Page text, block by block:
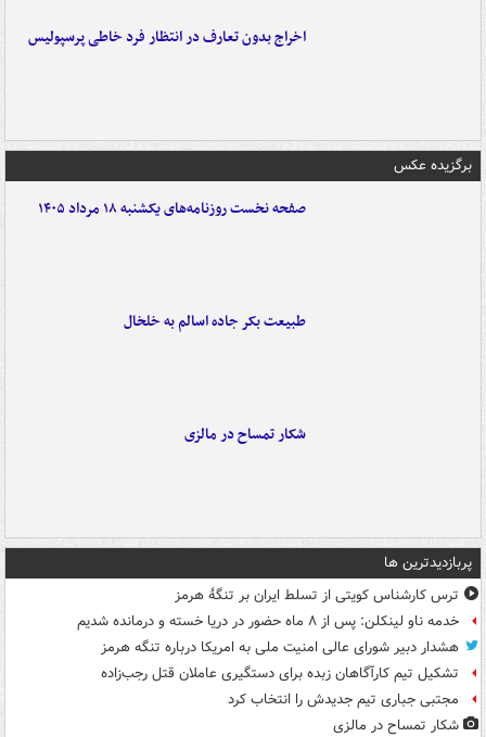
اخراج بدون تعارف در انتظار فرد خاطی پرسپولیس
برگزیده عکس
صفحه نخست روزنامه‌های یکشنبه ۱۸ مرداد ۱۴۰۵
طبیعت بکر جاده اسالم به خلخال
شکار تمساح در مالزی
پربازدیدترین ها
ترس کارشناس کویتی از تسلط ایران بر تنگۀ هرمز
خدمه ناو لینکلن: پس از ۸ ماه حضور در دریا خسته و درمانده‌ شدیم
هشدار دبیر شورای عالی امنیت ملی به امریکا درباره تنگه هرمز
تشکیل تیم کارآگاهان زبده برای دستگیری عاملان قتل رجب‌زاده
مجتبی جباری تیم جدیدش را انتخاب کرد
شکار تمساح در مالزی